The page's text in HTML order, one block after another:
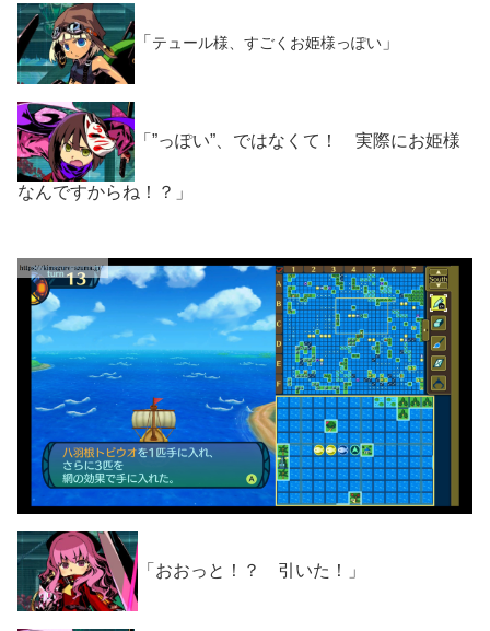
「 テュール様、すごくお姫様っぽい 」
「”っぽい”、ではなくて！ 実際にお姫様
なんですからね！？」
「おおっと！？ 引いた！」